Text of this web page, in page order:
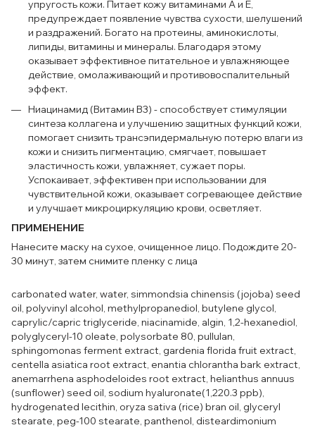
упругость кожи. Питает кожу витаминами А и Е,
предупреждает появление чувства сухости, шелушений
и раздражений. Богато на протеины, аминокислоты,
липиды, витамины и минералы. Благодаря этому
оказывает эффективное питательное и увлажняющее
действие, омолаживающий и противовоспалительный
эффект.
Ниацинамид (Витамин B3) - способствует стимуляции
синтеза коллагена и улучшению защитных функций кожи,
помогает снизить трансэпидермальную потерю влаги из
кожи и снизить пигментацию, смягчает, повышает
эластичность кожи, увлажняет, сужает поры.
Успокаивает, эффективен при использовании для
чувствительной кожи, оказывает согревающее действие
и улучшает микроциркуляцию крови, осветляет.
ПРИМЕНЕНИЕ
Нанесите маску на сухое, очищенное лицо. Подождите 20-
30 минут, затем снимите пленку с лица
carbonated water, water, simmondsia chinensis (jojoba) seed
oil, polyvinyl alcohol, methylpropanediol, butylene glycol,
caprylic/capric triglyceride, niacinamide, algin, 1,2-hexanediol,
polyglyceryl-10 oleate, polysorbate 80, pullulan,
sphingomonas ferment extract, gardenia florida fruit extract,
centella asiatica root extract, enantia chlorantha bark extract,
anemarrhena asphodeloides root extract, helianthus annuus
(sunflower) seed oil, sodium hyaluronate(1,220.3 ppb),
hydrogenated lecithin, oryza sativa (rice) bran oil, glyceryl
stearate, peg-100 stearate, panthenol, disteardimonium